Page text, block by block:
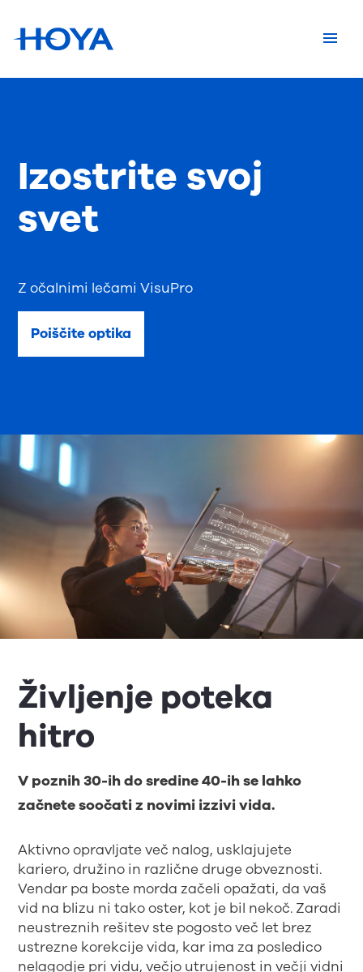
Z očalnimi lečami VisuPro
Izostrite svoj
svet
Poiščite optika
Življenje poteka
hitro
V poznih 30-ih do sredine 40-ih se lahko
začnete soočati z novimi izzivi vida.
Aktivno opravljate več nalog, usklajujete
kariero, družino in različne druge obveznosti.
Vendar pa boste morda začeli opažati, da vaš
vid na blizu ni tako oster, kot je bil nekoč. Zaradi
neustreznih rešitev ste pogosto več let brez
ustrezne korekcije vida, kar ima za posledico
nelagodje pri vidu, večjo utrujenost in večji vidni